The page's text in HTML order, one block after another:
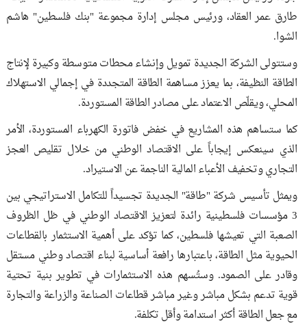
طارق عمر العقاد، ورئيس مجلس إدارة مجموعة "بنك فلسطين" هاشم
الشوا.
وستتولى الشركة الجديدة تمويل وإنشاء محطات متوسطة وكبيرة لإنتاج
الطاقة النظيفة، بما يعزز مساهمة الطاقة المتجددة في إجمالي الاستهلاك
المحلي، ويقلّص الاعتماد على مصادر الطاقة المستوردة.
كما ستساهم هذه المشاريع في خفض فاتورة الكهرباء المستوردة، الأمر
الذي سينعكس إيجاباً على الاقتصاد الوطني من خلال تقليص العجز
التجاري وتخفيف الأعباء المالية الناجمة عن الاستيراد.
ويمثل تأسيس شركة "طاقة" الجديدة تجسيداً للتكامل الاستراتيجي بين
3 مؤسسات فلسطينية رائدة لتعزيز الاقتصاد الوطني في ظل الظروف
الصعبة التي تعيشها فلسطين، كما تؤكد على أهمية الاستثمار بالقطاعات
الحيوية مثل الطاقة، باعتبارها رافعة أساسية لبناء اقتصاد وطني مستقل
وقادر على الصمود. وستُسهم هذه الاستثمارات في تطوير بنية تحتية
قوية تدعم بشكل مباشر وغير مباشر قطاعات الصناعة والزراعة والتجارة
مع جعل الطاقة أكثر استدامة وأقل تكلفة.